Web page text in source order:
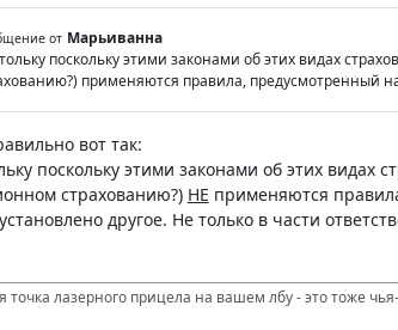
от Марьиванна
поскольку этими законами об этих видах
применяются правила, предусмотренный
вот так:
поскольку этими законами об этих видах
страхованию?) НЕ применяются
другое. Не только в части
точка лазерного прицела на вашем лбу - это тоже